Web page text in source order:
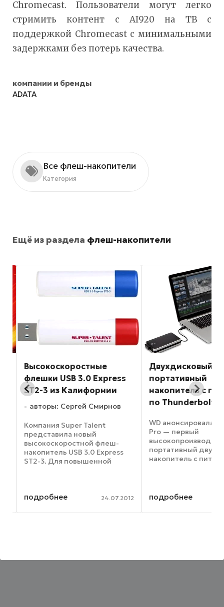
Chromecast. Пользователи могут легко
стримить контент с AI920 на ТВ с
поддержкой Chromecast с минимальными
задержками без потерь качества.
компании и бренды
ADATA
Все флеш-накопители
Категория
Ещё из раздела флеш-накопители
Высокоскоростные
флешки USB 3.0 Express
ST2-3 из Калифорнии
авторы: Сергей Смирнов
Компания Super Talent
представила новый
высокоскоростной флеш-
накопитель USB 3.0 Express
ST2-3. Для повышенной
устройство,
интерфейс USB 3.0
подробнее 24.07.2012
Двухдисковый
портативный
накопитель с
по Thunderbolt -
WD анонсировала
Pro — первый
портативный
накопитель с
компьютеров Mac,
удовлетворить все
требования даже
подробнее